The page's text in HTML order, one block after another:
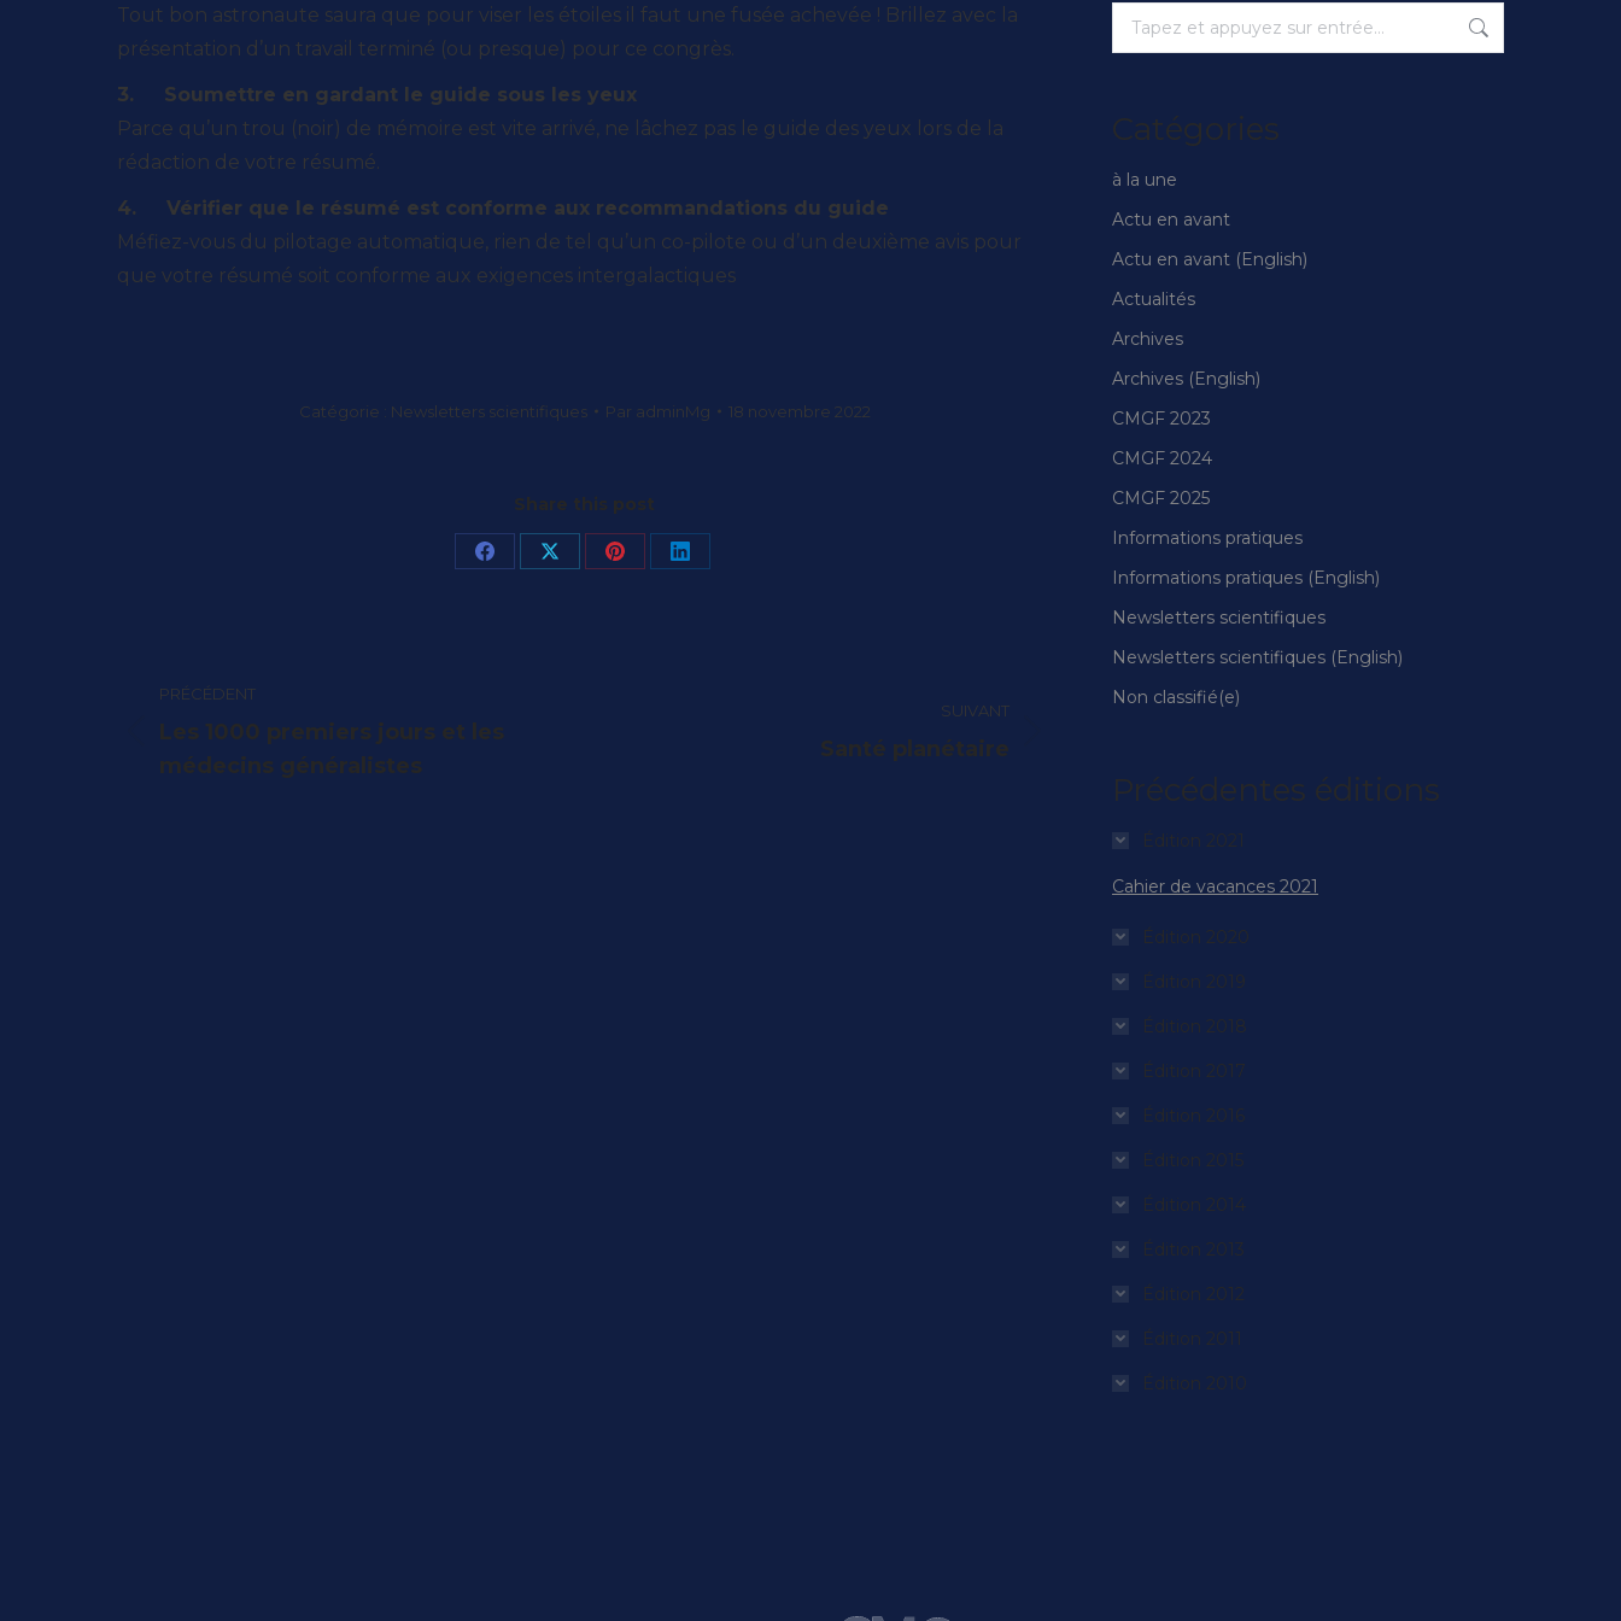
Tout bon astronaute saura que pour viser les étoiles il faut une fusée achevée ! Brillez avec la
présentation d’un travail terminé (ou presque) pour ce congrès.
3. Soumettre en gardant le guide sous les yeux
Parce qu’un trou (noir) de mémoire est vite arrivé, ne lâchez pas le guide des yeux lors de la
rédaction de votre résumé.
4. Vérifier que le résumé est conforme aux recommandations du guide
Méfiez-vous du pilotage automatique, rien de tel qu’un co-pilote ou d’un deuxième avis pour
que votre résumé soit conforme aux exigences intergalactiques
Catégorie : Newsletters scientifiques Par adminMg 18 novembre 2022
Share this post
PartagerPartagerPartagerPartager
article
PRÉCÉDENT
Article
précédent
Les 1000 premiers jours et les
médecins généralistes
SUIVANT
Santé planétaire
Recherche
:
Catégories
à la une
Actu en avant
Actu en avant (English)
Actualités
Archives
Archives (English)
CMGF 2023
CMGF 2024
CMGF 2025
Informations pratiques
Informations pratiques (English)
Newsletters scientifiques
Newsletters scientifiques (English)
Non classifié(e)
Précédentes éditions
Édition 2021
Cahier de vacances 2021
Édition 2020
Édition 2019
Édition 2018
Édition 2017
Édition 2016
Édition 2015
Édition 2014
Édition 2013
Édition 2012
Édition 2011
Édition 2010